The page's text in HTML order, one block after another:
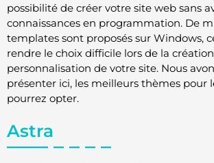
possibilité de créer votre site web sans
connaissances en programmation. De
templates sont proposés sur Windows,
rendre le choix difficile lors de la
personnalisation de votre site. Nous
présenter ici, les meilleurs thèmes pour
pourrez opter.
Astra